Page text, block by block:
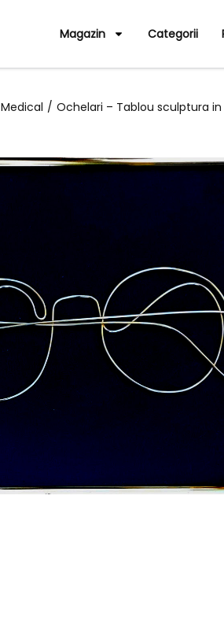
Magazin Categorii
Medical / Ochelari – Tablou sculptura